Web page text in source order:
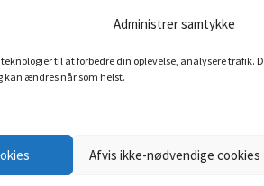
Administrer samtykke
til at forbedre din oplevelse, analysere trafik.
kan ændres når som helst.
Afvis ikke-nødvendige cookies